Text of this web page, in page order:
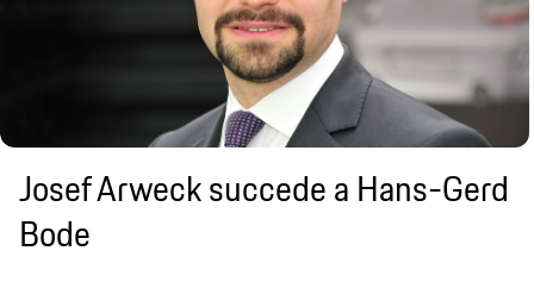
Josef Arweck succede a Hans-Gerd
Bode